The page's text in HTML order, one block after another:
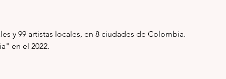
y 99 artistas locales, en 8 ciudades de Colombia.
en el 2022.